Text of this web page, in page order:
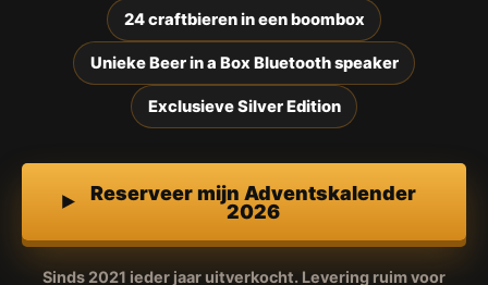
24 craftbieren in een boombox
Unieke Beer in a Box Bluetooth speaker
Exclusieve Silver Edition
Reserveer mijn Adventskalender
2026
Sinds 2021 ieder jaar uitverkocht. Levering ruim voor